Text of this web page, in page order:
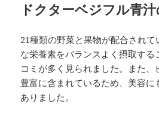
ドクターベジフル青
21種類の野菜と果物が配合され
な栄養素をバランスよく摂取する
コミが多く見られました。また
豊富に含まれているため、美容に
ありました。